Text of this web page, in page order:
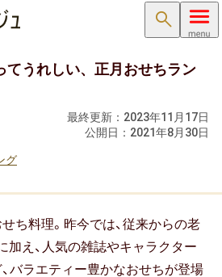
検索
祝い･お返し
内祝い･お返しTOP
婚内祝い ( 結婚祝いのお返し )
新築内祝い ( 新築祝いのお返し )
てうれしい、正月おせちラン
最終更新： 2023年11月17日
公開日： 2021年8月30日
グ
ち料理。昨今では、従来からの老
加え、人気の雑誌やキャラクター
バラエティー豊かなおせちが登場